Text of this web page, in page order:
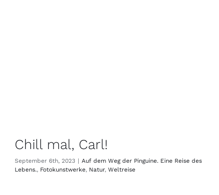
Chill mal, Carl!
September 6th, 2023 | Auf dem Weg der Pinguine. Eine Reise des
Lebens., Fotokunstwerke, Natur, Weltreise